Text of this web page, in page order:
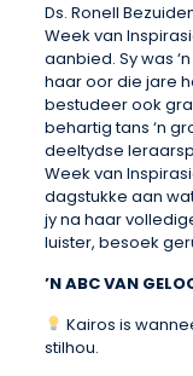
Ds. Ronell
Week van
aanbied. Sy was
haar oor die jare
bestudeer ook
behartig tans ‘n
deeltydse
Week van
dagstukke aan
jy na haar
luister, besoek
’N ABC VAN
Kairos is
stilhou.